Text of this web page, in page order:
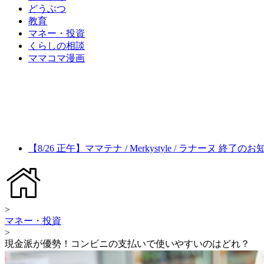
どうぶつ
教育
マネー・投資
くらしの相談
ママコマ漫画
【8/26 正午】ママテナ / Merkystyle / ラナーヌ 終了のお
>
マネー・投資
>
現金派が優勢！コンビニの支払いで使いやすいのはどれ？